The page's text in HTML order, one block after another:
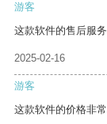
游客
这款软件的售后服
2025-02-16
游客
这款软件的价格非